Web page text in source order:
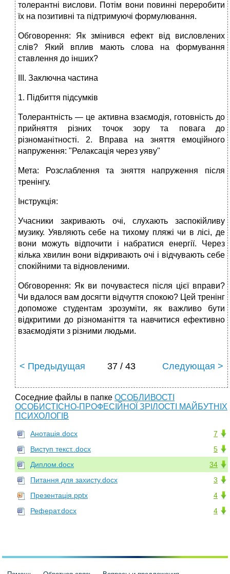
толерантні вислови. Потім вони повинні переробити
їх на позитивні та підтримуючі формулювання.
Обговорення: Як змінився ефект від висловлених
слів? Який вплив мають слова на формування
ставлення до інших?
ІІІ. Заключна частина
1. Підбиття підсумків
Толерантність — це активна взаємодія, готовність до
прийняття різних точок зору та повага до
різноманітності. 2. Вправа на зняття емоційного
напруження: "Релаксація через уяву"
Мета: Розслаблення та зняття напруження після
тренінгу.
Інструкція:
Учасники закривають очі, слухають заспокійливу
музику. Уявляють себе на тихому пляжі чи в лісі, де
вони можуть відпочити і набратися енергії. Через
кілька хвилин вони відкривають очі і відчувають себе
спокійними та відновленими.
Обговорення: Як ви почуваєтеся після цієї вправи?
Чи вдалося вам досягти відчуття спокою? Цей тренінг
допоможе студентам зрозуміти, як важливо бути
відкритими до різноманіття та навчитися ефективно
взаємодіяти з різними людьми.
< Предыдущая 37 / 43 Следующая >
Соседние файлы в папке ОСОБЛИВОСТІ
ОСОБИСТІСНО-ПРОФЕСІЙНОЇ ЗРІЛОСТІ МАЙБУТНІХ
ПСИХОЛОГІВ
7
Анотація.docx
5
Виступ текст..docx
34
Диплом.docx
3
Питання для захисту.docx
4
Презентація.pptx
4
Реферат.docx